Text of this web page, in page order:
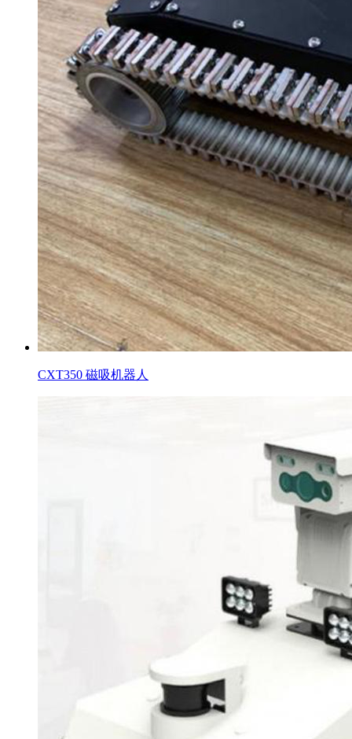
CXT350 磁吸机器人